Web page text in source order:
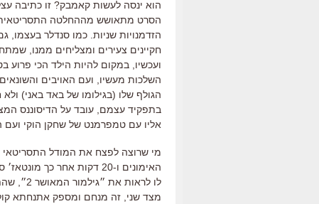
הוא ינסה לעשות קאמבק? זו כתיבה
הסרט מתאושש מההחלטה
הזדמנויות שניות. כמו סנדלר בעצמו,
חקיינים צעירים ומצליחים ממנו,
ועכשיו, במקום להיות הילד הכי פרוע
השלכות מעשיו, ועם האויבים
הגולף שלו (בגילומו של באד באני) ולא
בתפקיד עצמם, עובד על הדיסוננס
אליו עם טמפרמנט של שחקן הוקי ועם
מי שרוצה לפצח את המודל התסריטאי
האימונים ו-20 דקות אחר כך מונטאז׳
לו לראות את ״גילמור המאושר 2״,
מצד שני, זה מנחם ומספק אתנחתא